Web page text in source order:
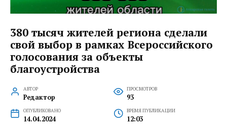
380 тысяч жителей региона сделали
свой выбор в рамках Всероссийского
голосования за объекты
благоустройства
АВТОР
Редактор
ПРОСМОТРОВ
93
ОПУБЛИКОВАНО
14.04.2024
ВРЕМЯ ПУБЛИКАЦИИ
12:03